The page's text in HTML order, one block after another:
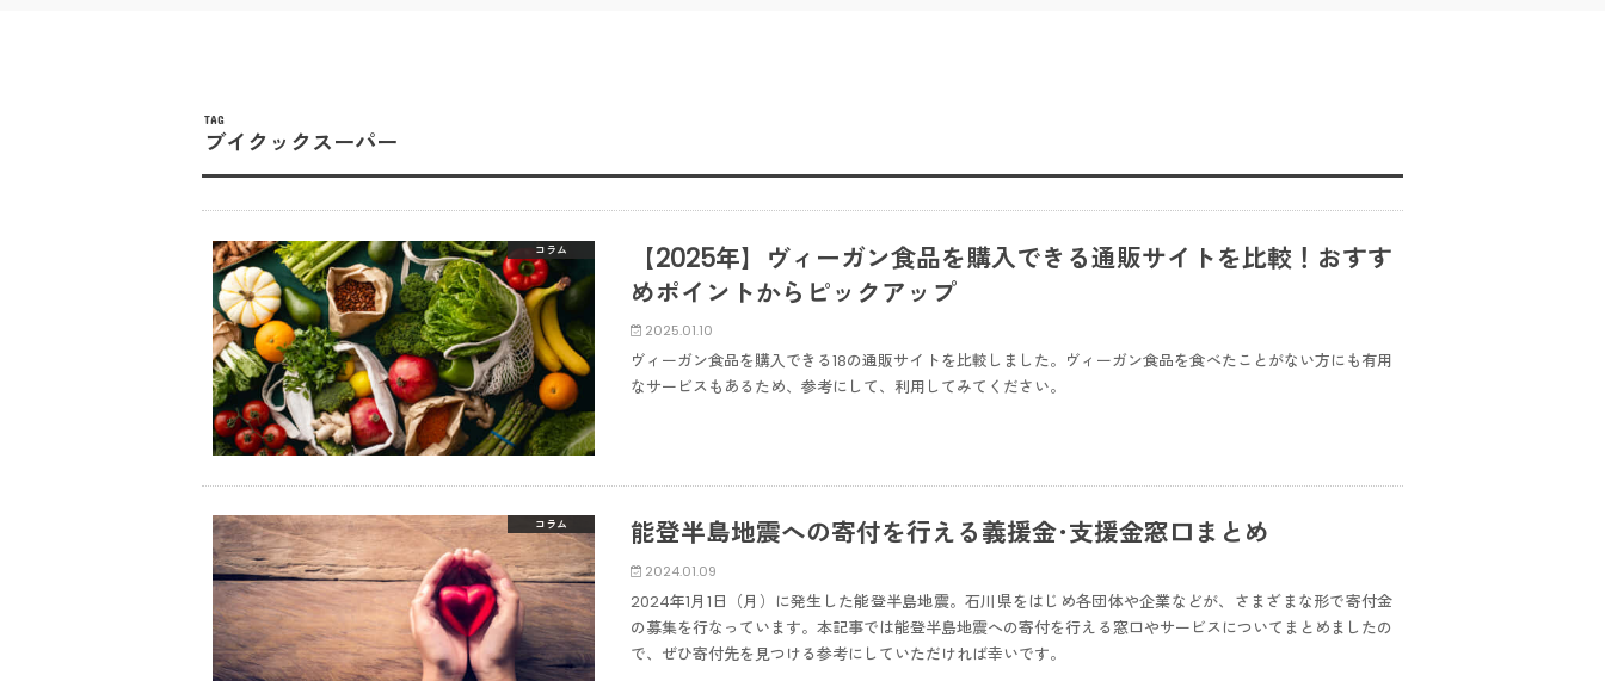
TAG
ブイクックスーパー
コラム
【2025年】ヴィーガン食品を購入できる通販サイトを比較！おすす
めポイントからピックアップ
2025.01.10
ヴィーガン食品を購入できる18の通販サイトを比較しました。ヴィーガン食品を食べたことがない方にも有用
なサービスもあるため、参考にして、利用してみてください。
コラム 能登半島地震への寄付を行える義援金･支援金窓口まとめ
2024.01.09
2024年1月1日（月）に発生した能登半島地震。石川県をはじめ各団体や企業などが、さまざまな形で寄付金
の募集を行なっています。本記事では能登半島地震への寄付を行える窓口やサービスについてまとめましたの
で、ぜひ寄付先を見つける参考にしていただければ幸いです。